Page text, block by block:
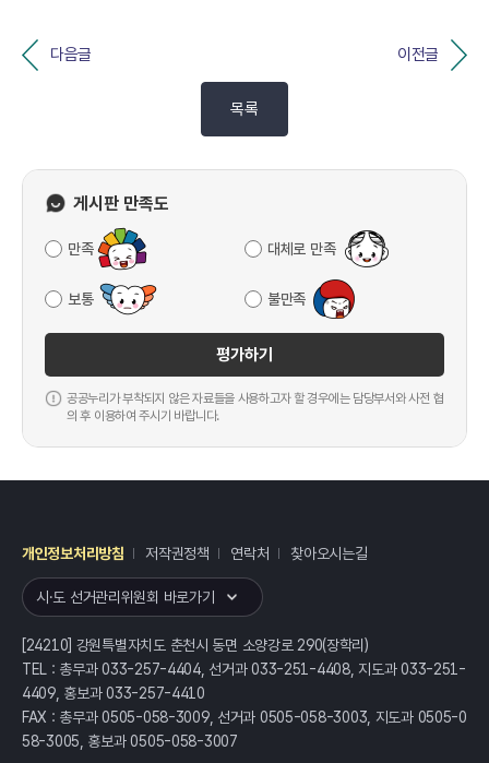
다음글 이전글
목록
게시판 만족도
만족 대체로 만족
보통 불만족
평가하기
공공누리가 부착되지 않은 자료들을 사용하고자 할 경우에는 담당부서와 사전 협
의 후 이용하여 주시기 바랍니다.
개인정보처리방침 저작권정책 연락처 찾아오시는길
시·도 선거관리위원회 바로가기
[24210] 강원특별자치도 춘천시 동면 소양강로 290(장학리)
TEL : 총무과 033-257-4404, 선거과 033-251-4408, 지도과 033-251-
4409, 홍보과 033-257-4410
FAX : 총무과 0505-058-3009, 선거과 0505-058-3003, 지도과 0505-0
58-3005, 홍보과 0505-058-3007